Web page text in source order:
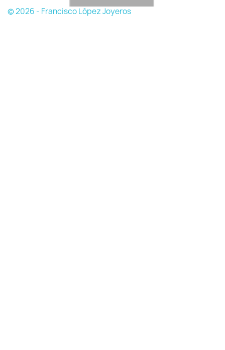
© 2026 - Francisco López Joyeros